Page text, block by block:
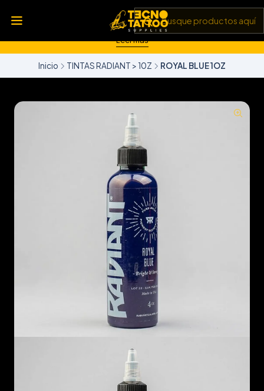
💥 Insumos, máquinas y tecnología de punta 💻 Todo lo que
necesitas para llevar tu arte al siguiente nivel 🎨 Calidad garantizada
Leer más
Inicio TINTAS RADIANT > 10Z ROYAL BLUE 1OZ